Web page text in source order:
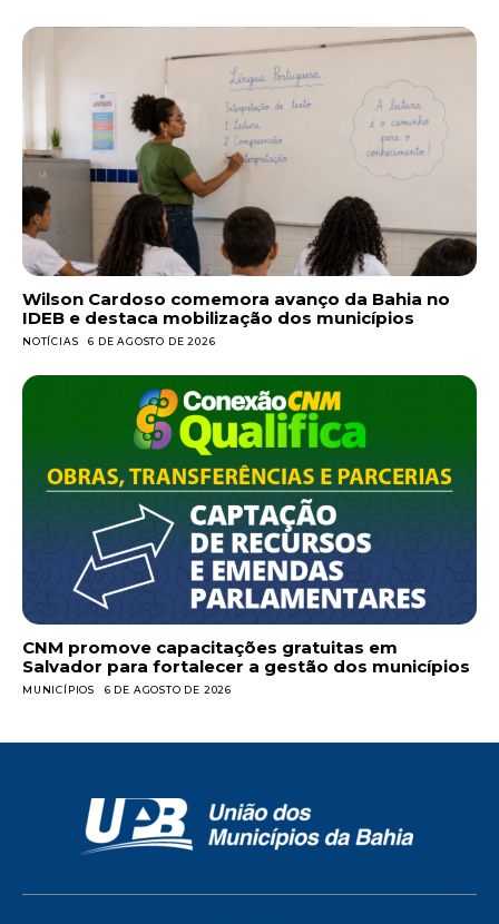
Wilson Cardoso comemora avanço da Bahia no
IDEB e destaca mobilização dos municípios
NOTÍCIAS 6 DE AGOSTO DE 2026
CNM promove capacitações gratuitas em
Salvador para fortalecer a gestão dos municípios
MUNICÍPIOS 6 DE AGOSTO DE 2026